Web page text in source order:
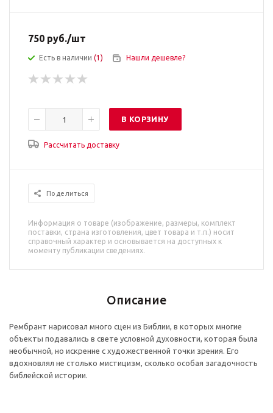
750 руб./шт
Есть в наличии (1) Нашли дешевле?
В КОРЗИНУ
Рассчитать доставку
Поделиться
Информация о товаре (изображение, размеры, комплект
поставки, страна изготовления, цвет товара и т.п.) носит
справочный характер и основывается на доступных к
моменту публикации сведениях.
Описание
Рембрант нарисовал много сцен из Библии, в которых многие
объекты подавались в свете условной духовности, которая была
необычной, но искренне с художественной точки зрения. Его
вдохновлял не столько мистицизм, сколько особая загадочность
библейской истории.